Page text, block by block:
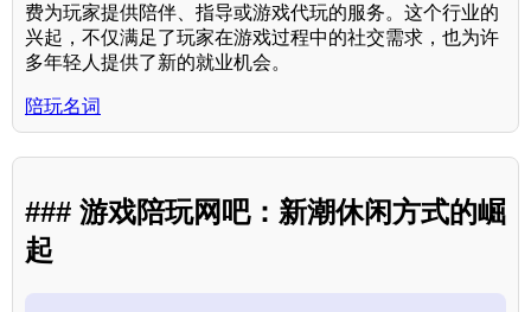
费为玩家提供陪伴、指导或游戏代玩的服务。这个行业的
兴起，不仅满足了玩家在游戏过程中的社交需求，也为许
多年轻人提供了新的就业机会。
陪玩名词
### 游戏陪玩网吧：新潮休闲方式的崛
起